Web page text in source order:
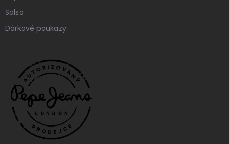
Salsa
Dárkové poukazy